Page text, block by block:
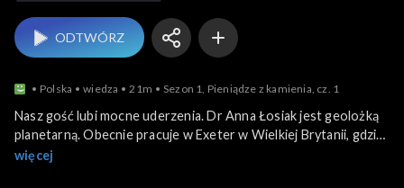
ODTWÓRZ
Polska wiedza 21m Sezon 1, Pieniądze z kamienia, cz. 1
Nasz gość lubi mocne uderzenia. Dr Anna Łosiak jest geolożką
planetarną. Obecnie pracuje w Exeter w Wielkiej Brytanii, gdzie
zajmuje się badaniem małych kraterów uderzeniowych na Ziemi.
więcej